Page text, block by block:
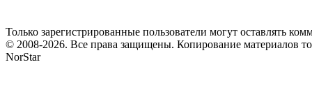
Только зарегистрированные пользователи могут оставлять
© 2008-2026. Все права защищены. Копирование материалов
NorStar